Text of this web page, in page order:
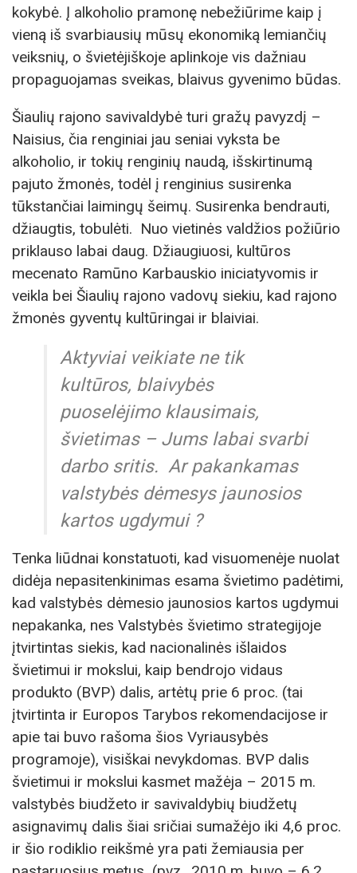
kokybė. Į alkoholio pramonę nebežiūrime kaip į
vieną iš svarbiausių mūsų ekonomiką lemiančių
veiksnių, o švietėjiškoje aplinkoje vis dažniau
propaguojamas sveikas, blaivus gyvenimo būdas.
Šiaulių rajono savivaldybė turi gražų pavyzdį –
Naisius, čia renginiai jau seniai vyksta be
alkoholio, ir tokių renginių naudą, išskirtinumą
pajuto žmonės, todėl į renginius susirenka
tūkstančiai laimingų šeimų. Susirenka bendrauti,
džiaugtis, tobulėti. Nuo vietinės valdžios požiūrio
priklauso labai daug. Džiaugiuosi, kultūros
mecenato Ramūno Karbauskio iniciatyvomis ir
veikla bei Šiaulių rajono vadovų siekiu, kad rajono
žmonės gyventų kultūringai ir blaiviai.
Aktyviai veikiate ne tik
kultūros, blaivybės
puoselėjimo klausimais,
švietimas – Jums labai svarbi
darbo sritis. Ar pakankamas
valstybės dėmesys jaunosios
kartos ugdymui ?
Tenka liūdnai konstatuoti, kad visuomenėje nuolat
didėja nepasitenkinimas esama švietimo padėtimi,
kad valstybės dėmesio jaunosios kartos ugdymui
nepakanka, nes Valstybės švietimo strategijoje
įtvirtintas siekis, kad nacionalinės išlaidos
švietimui ir mokslui, kaip bendrojo vidaus
produkto (BVP) dalis, artėtų prie 6 proc. (tai
įtvirtinta ir Europos Tarybos rekomendacijose ir
apie tai buvo rašoma šios Vyriausybės
programoje), visiškai nevykdomas. BVP dalis
švietimui ir mokslui kasmet mažėja – 2015 m.
valstybės biudžeto ir savivaldybių biudžetų
asignavimų dalis šiai sričiai sumažėjo iki 4,6 proc.
ir šio rodiklio reikšmė yra pati žemiausia per